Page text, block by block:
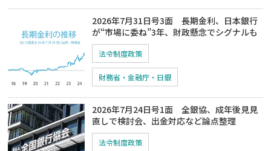
2026年7月31日号3面 長期金利、日本銀行
が“市場に委ね”3年、財政懸念でシグナルも
法令制度政策
財務省・金融庁・日銀
2026年7月24日号1面 全銀協、成年後見見
直しで検討会、出金対応など論点整理
法令制度政策